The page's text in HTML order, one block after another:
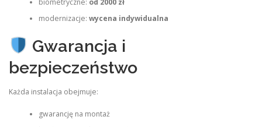
biometryczne: od 2000 zł
modernizacje: wycena indywidualna
Gwarancja i
bezpieczeństwo
Każda instalacja obejmuje:
gwarancję na montaż